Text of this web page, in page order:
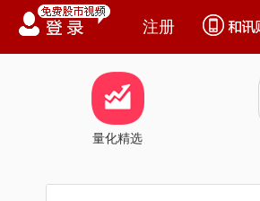
注册
量化精选